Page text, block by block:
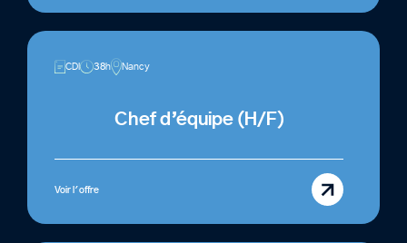
CDI 38h Nancy
Chef d’équipe (H/F)
Voir l'offre